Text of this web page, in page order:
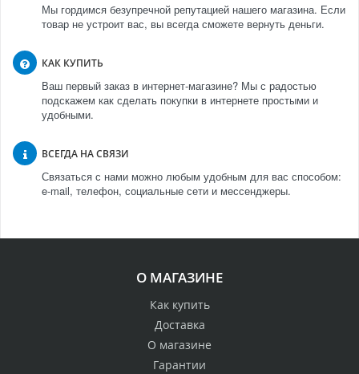
Мы гордимся безупречной репутацией нашего магазина. Если
товар не устроит вас, вы всегда сможете вернуть деньги.
КАК КУПИТЬ
Ваш первый заказ в интернет-магазине? Мы с радостью
подскажем как сделать покупки в интернете простыми и
удобными.
ВСЕГДА НА СВЯЗИ
Связаться с нами можно любым удобным для вас способом:
e-mail, телефон, социальные сети и мессенджеры.
О МАГАЗИНЕ
Как купить
Доставка
О магазине
Гарантии